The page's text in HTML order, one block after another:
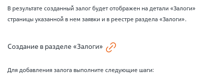
В результате созданный залог будет отображен на детали «Залоги»
страницы указанной в нем заявки и в реестре раздела «Залоги».
Создание в разделе «Залоги»
Для добавления залога выполните следующие шаги: